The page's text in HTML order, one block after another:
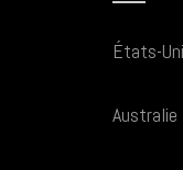
États-
Australie